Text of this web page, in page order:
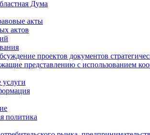
Дума
акты
актов
проектов документов
представлению с использованием
политика